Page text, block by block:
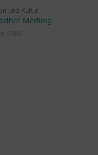
und Kultur
Mödling